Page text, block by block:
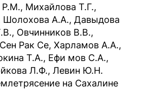
Михайлова T.Г.,
Шолохова A.A., Давыдова
Овчинников В.В.,
Рак Се, Харламов A.A.,
T.A., Ефи мов С.A.,
Л.Ф., Левин Ю.Н.
на Сахалине